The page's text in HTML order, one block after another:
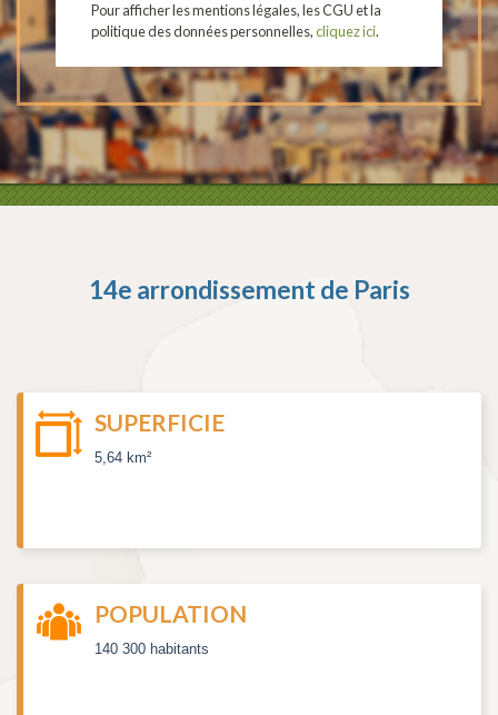
Pour afficher les mentions légales, les CGU et la
politique des données personnelles,cliquez ici.
14e arrondissement de Paris
SUPERFICIE
5,64 km²
POPULATION
140 300 habitants